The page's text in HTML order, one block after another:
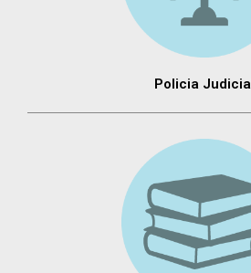
Policia Judicial